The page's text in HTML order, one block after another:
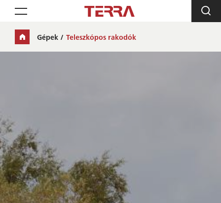
Toggle navigation
Gépek Teleszkópos rakodók